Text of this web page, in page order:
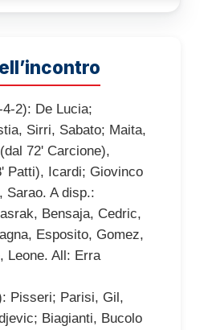
4-2): De Lucia;
Sirri, Sabato; Maita,
72' Carcione),
Patti), Icardi; Giovinco
Sarao. A disp.:
Bensaja, Cedric,
Esposito, Gomez,
Leone. All: Erra
Pisseri; Parisi, Gil,
Biagianti, Bucolo